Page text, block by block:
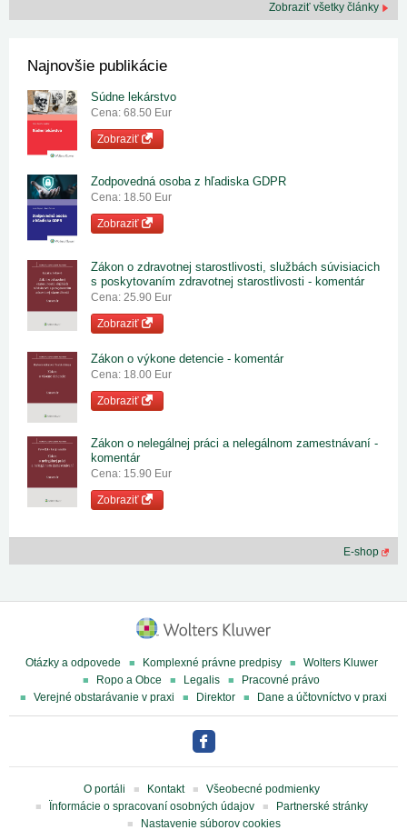
Zobraziť všetky články
Najnovšie publikácie
Súdne lekárstvo
Cena: 68.50 Eur
Zobraziť
Zodpovedná osoba z hľadiska GDPR
Cena: 18.50 Eur
Zobraziť
Zákon o zdravotnej starostlivosti, službách súvisiacich
s poskytovaním zdravotnej starostlivosti - komentár
Cena: 25.90 Eur
Zobraziť
Zákon o výkone detencie - komentár
Cena: 18.00 Eur
Zobraziť
Zákon o nelegálnej práci a nelegálnom zamestnávaní -
komentár
Cena: 15.90 Eur
Zobraziť
E-shop
Otázky a odpovede Komplexné právne predpisy
Wolters Kluwer
Ropo a Obce
Legalis
Pracovné právo
Verejné obstarávanie v praxi
Direktor Dane a účtovníctvo v praxi
O portáli Kontakt
Všeobecné podmienky
Ïnformácie o spracovaní osobných údajov
Partnerské stránky
Nastavenie súborov cookies